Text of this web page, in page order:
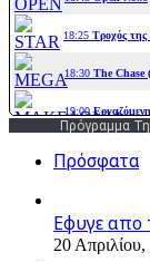
Πρόγραμμα
Πρόσφατα
Εφυγε απο
20